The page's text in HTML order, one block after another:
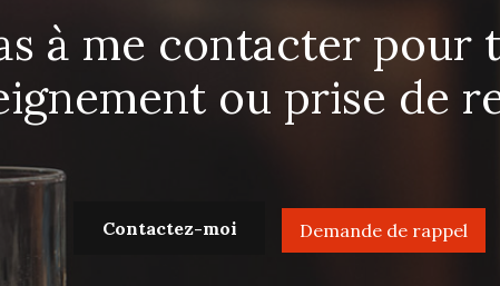
à me contacter pour
ou prise de
Contactez-moi Demande de rappel